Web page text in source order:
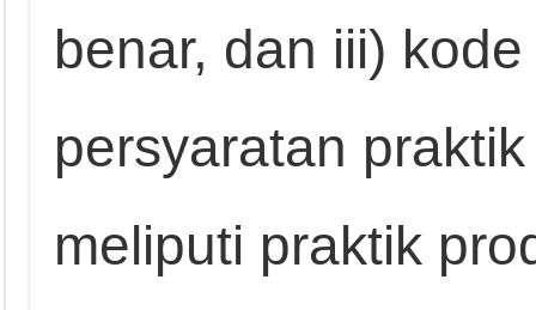
benar, dan iii)
persyaratan
meliputi praktik